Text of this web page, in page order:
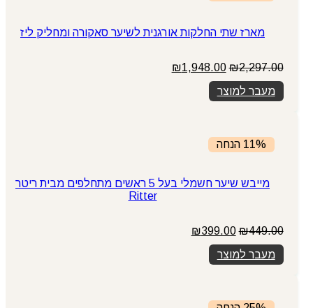
מארז שתי החלקות אורגנית לשיער סאקורה ומחליק ליז
₪2,297.00
המחיר
המקורי
היה:
₪2,297.00.
₪1,948.00
מעבר למוצר
11% הנחה
מייבש שיער חשמלי בעל 5 ראשים מתחלפים מבית ריטר
Ritter
₪449.00
המחיר
המקורי
היה:
₪449.00.
₪399.00
מעבר למוצר